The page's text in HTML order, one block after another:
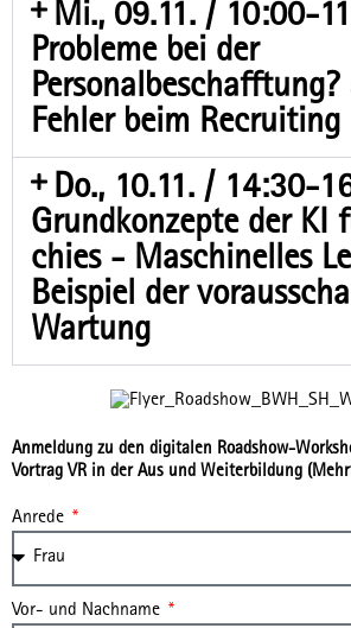
Mi., 09.11. / 10:00-
Probleme bei der
Fehler beim Recruiting
Do., 10.11. / 14:30-
Grund­kon­zep­te der KI
chies - Ma­schi­nel­les
Bei­spiel der
War­tung
Anmeldung zu den digitalen Roadshow-
Vortrag VR in der Aus und Weiterbildung
Anrede
Vor- und Nachname